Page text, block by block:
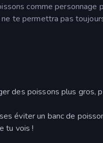
comme personnage
te permettra pas
des poissons plus gros,
éviter un banc de
tu vois !